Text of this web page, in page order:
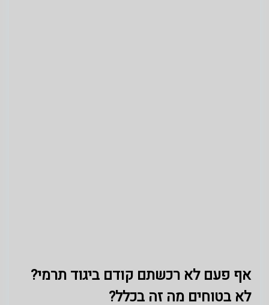
אף פעם לא רכשתם קודם ביגוד תרמי?
לא בטוחים מה זה בכלל?